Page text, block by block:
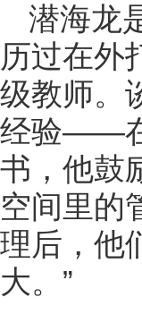
潜海龙
历过在外
级教师。
经验——
书，他鼓
空间里的
理后，他
大。”